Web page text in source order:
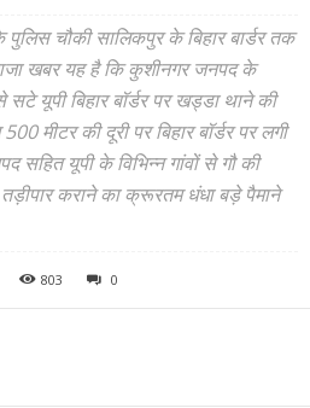
पुलिस चौकी सालिकपुर के बिहार बार्डर तक
खबर यह है कि कुशीनगर जनपद के
यूपी बिहार बॉर्डर पर खड्डा थाने की
मीटर की दूरी पर बिहार बॉर्डर पर लगी
सहित यूपी के विभिन्न गांवों से गौ की
कराने का क्रूरतम धंधा बड़े पैमाने
803 0